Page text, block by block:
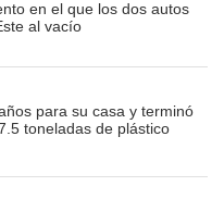
en el que los dos autos
al vacío
para su casa y terminó
toneladas de plástico